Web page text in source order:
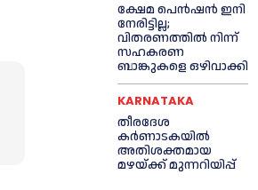
ക്ഷേമ പെൻഷൻ ഇനി
നേരിട്ടില്ല;
വിതരണത്തിൽ നിന്ന്
സഹകരണ
ബാങ്കുകളെ ഒഴിവാക്കി
KARNATAKA
തീരദേശ
കർണാടകയിൽ
അതിശക്തമായ
മഴയ്ക്ക് മുന്നറിയിപ്പ്